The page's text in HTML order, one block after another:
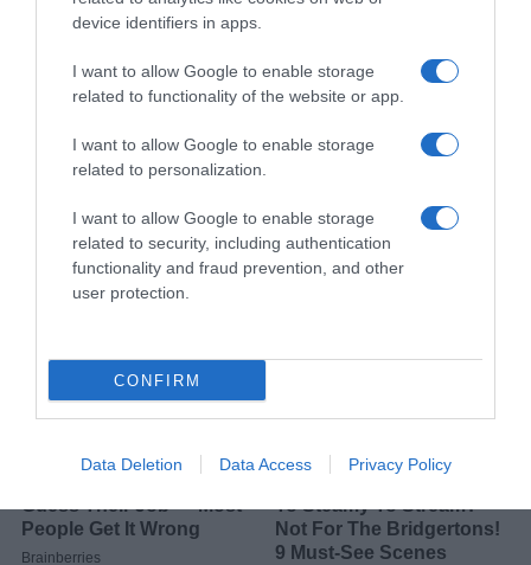
device identifiers in apps.
I want to allow Google to enable storage
related to functionality of the website or app.
I want to allow Google to enable storage
related to personalization.
I want to allow Google to enable storage
related to security, including authentication
functionality and fraud prevention, and other
user protection.
CONFIRM
Data Deletion Data Access Privacy Policy